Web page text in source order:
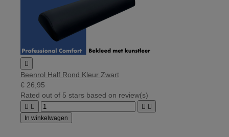

Beenrol Half Rond Kleur Zwart
€ 26,95
Rated out of 5 stars based on review(s)
   
In winkelwagen